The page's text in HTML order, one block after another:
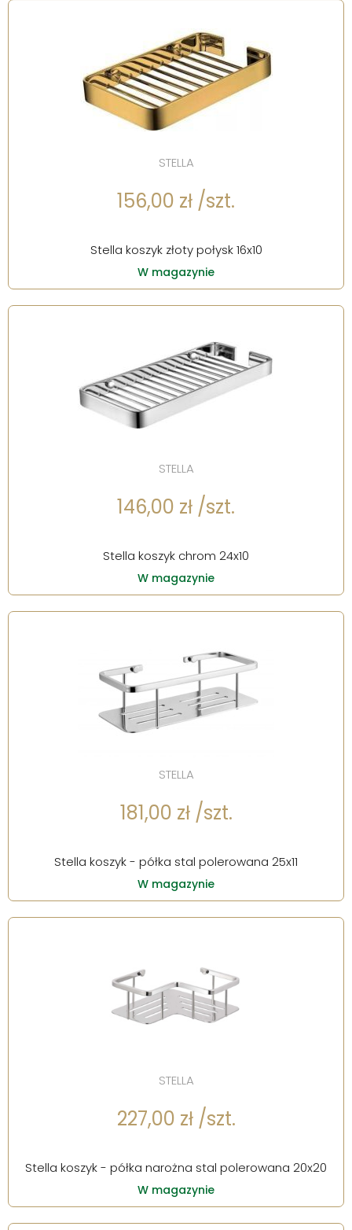
STELLA
156,00 zł /szt.
Stella koszyk złoty połysk 16x10
W magazynie
STELLA
146,00 zł /szt.
Stella koszyk chrom 24x10
W magazynie
STELLA
181,00 zł /szt.
Stella koszyk - półka stal polerowana 25x11
W magazynie
STELLA
227,00 zł /szt.
Stella koszyk - półka narożna stal polerowana 20x20
W magazynie